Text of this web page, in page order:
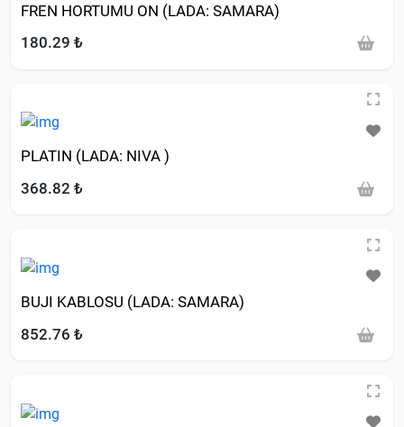
FREN HORTUMU ON (LADA: SAMARA)
180.29 ₺
PLATIN (LADA: NIVA )
368.82 ₺
BUJI KABLOSU (LADA: SAMARA)
852.76 ₺